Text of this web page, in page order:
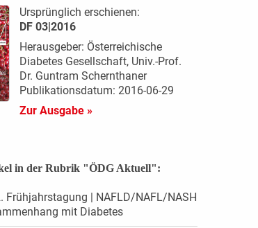
Ursprünglich erschienen:
DF 03|2016
Herausgeber: Österreichische
Diabetes Gesellschaft, Univ.-Prof.
Dr. Guntram Schernthaner
Publikationsdatum: 2016-06-29
Zur Ausgabe »
in der Rubrik "ÖDG Aktuell":
Frühjahrstagung | NAFLD/NAFL/NASH
mit Diabetes